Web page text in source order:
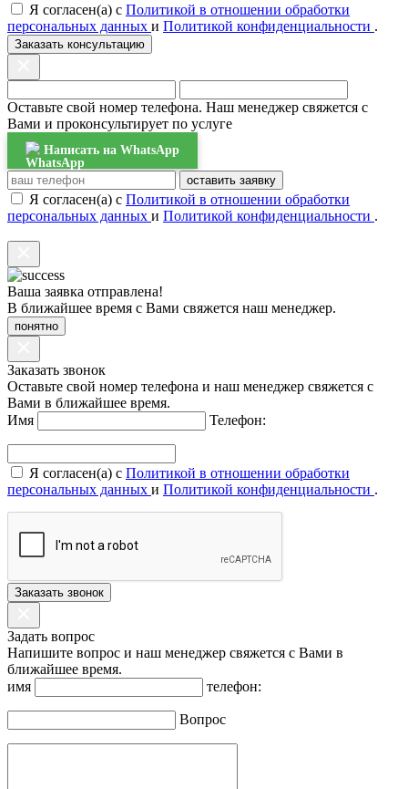
Я согласен(а) с Политикой в отношении обработки
персональных данных и Политикой конфиденциальности .
Заказать консультацию
Оставьте свой номер телефона. Наш менеджер свяжется с
Вами и проконсультирует по услуге
Написать на WhatsApp
оставить заявку
Я согласен(а) с Политикой в отношении обработки
персональных данных и Политикой конфиденциальности .
Ваша заявка отправлена!
В ближайшее время с Вами свяжется наш менеджер.
понятно
Заказать звонок
Оставьте свой номер телефона и наш менеджер свяжется с
Вами в ближайшее время.
Имя
Телефон:
Я согласен(а) с Политикой в отношении обработки
персональных данных и Политикой конфиденциальности .
Заказать звонок
Задать вопрос
Напишите вопрос и наш менеджер свяжется с Вами в
ближайшее время.
имя
телефон:
Вопрос